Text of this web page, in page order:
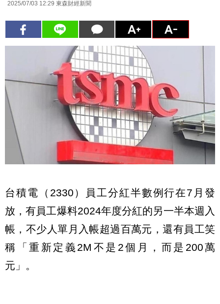
2025/07/03 12:29 東森財經新聞
台積電（2330）員工分紅半數例行在7月發
放，有員工爆料2024年度分紅的另一半本週入
帳，不少人單月入帳超過百萬元，還有員工笑
稱「重新定義2M不是2個月，而是200萬
元」。